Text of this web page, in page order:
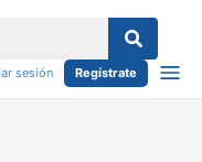
sesión Regístrate